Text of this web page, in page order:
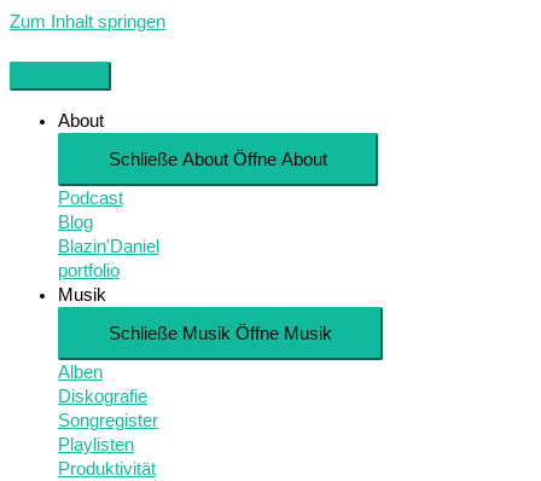
Zum Inhalt springen
About
Schließe About Öffne About
Podcast
Blog
Blazin'Daniel
portfolio
Musik
Schließe Musik Öffne Musik
Alben
Diskografie
Songregister
Playlisten
Produktivität